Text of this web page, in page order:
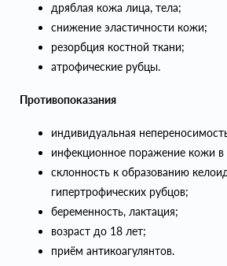
дряблая кожа лица, тела;
снижение эластичности кожи;
резорбция костной ткани;
атрофические рубцы.
Противопоказания
индивидуальная
инфекционное поражение кожи в
склонность к образованию
гипертрофических рубцов;
беременность, лактация;
возраст до 18 лет;
приём антикоагулянтов.